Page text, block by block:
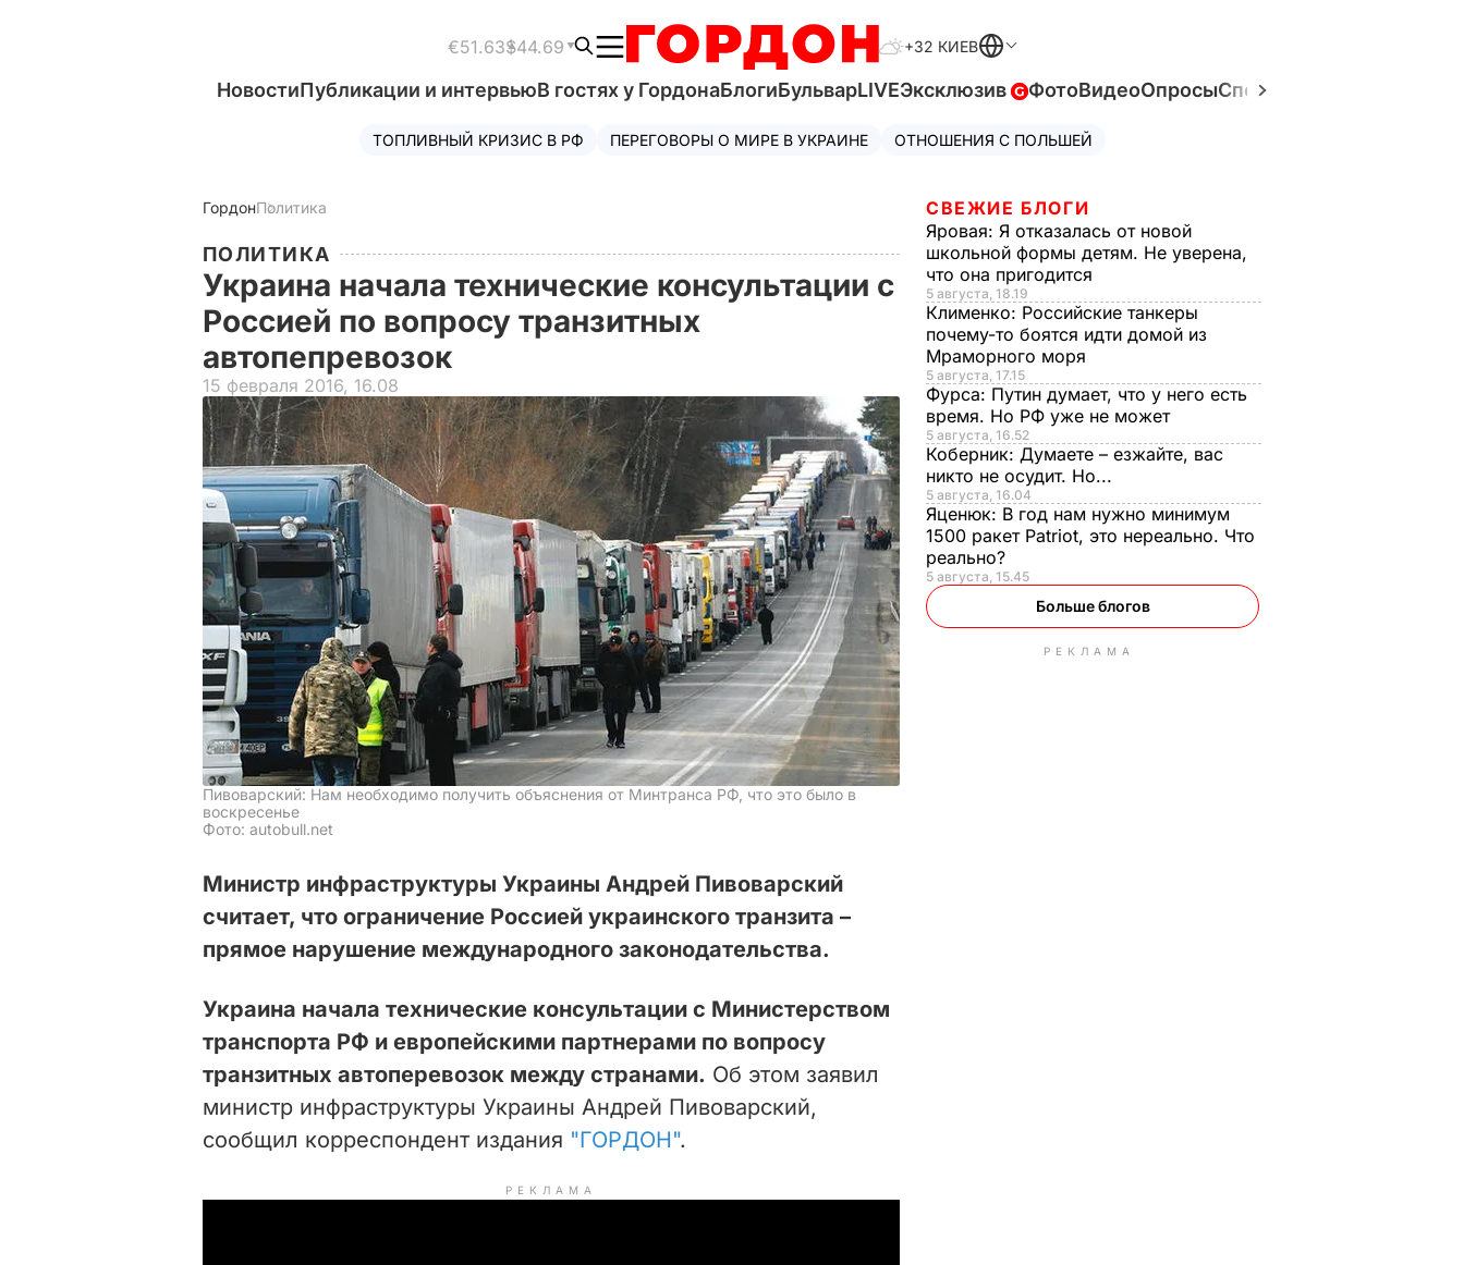
€51.63$44.69 +32 КИЕВ
НовостиПубликации и интервьюВ гостях у ГордонаБлогиБульварLIVEЭксклюзив ФотоВидеоОпросыСпецпроекты
ТОПЛИВНЫЙ КРИЗИС В РФ ПЕРЕГОВОРЫ О МИРЕ В УКРАИНЕ ОТНОШЕНИЯ С ПОЛЬШЕЙ
ГордонПолитика
ПОЛИТИКА
Украина начала технические консультации с
Россией по вопросу транзитных
автопепревозок
15 февраля 2016, 16.08
Пивоварский: Нам необходимо получить объяснения от Минтранса РФ, что это было в
воскресенье
Фото: autobull.net
Министр инфраструктуры Украины Андрей Пивоварский
считает, что ограничение Россией украинского транзита –
прямое нарушение международного законодательства.
Украина начала технические консультации с Министерством
транспорта РФ и европейскими партнерами по вопросу
транзитных автоперевозок между странами. Об этом заявил
министр инфраструктуры Украины Андрей Пивоварский,
сообщил корреспондент издания "ГОРДОН".
РЕКЛАМА
СВЕЖИЕ БЛОГИ
Яровая: Я отказалась от новой
школьной формы детям. Не уверена,
что она пригодится
5 августа, 18.19
Клименко: Российские танкеры
почему-то боятся идти домой из
Мраморного моря
5 августа, 17.15
Фурса: Путин думает, что у него есть
время. Но РФ уже не может
5 августа, 16.52
Коберник: Думаете – езжайте, вас
никто не осудит. Но...
5 августа, 16.04
Яценюк: В год нам нужно минимум
1500 ракет Patriot, это нереально. Что
реально?
5 августа, 15.45
Больше блогов
РЕКЛАМА